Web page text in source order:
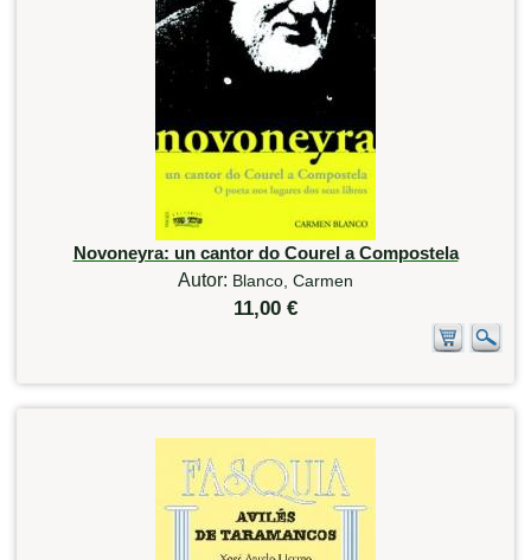
Novoneyra: un cantor do Courel a Compostela
Autor: Blanco, Carmen
11,00 €